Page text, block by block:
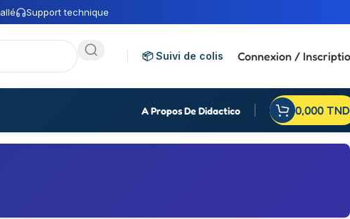
Support technique
📦 Suivi de colis Connexion /
A Propos De Didactico 0,000 TND